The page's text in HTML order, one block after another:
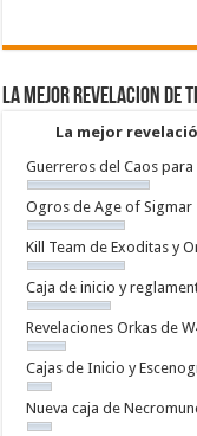
La mejor revelacion de
La mejor
Guerreros del Caos
Ogros de Age of Sigmar
Kill Team de Exoditas y
Caja de inicio y
Revelaciones Orkas de
Cajas de Inicio y
Nueva caja de